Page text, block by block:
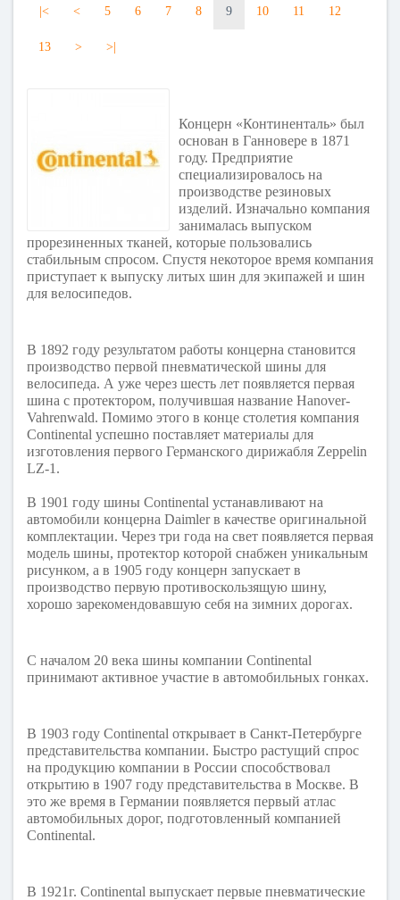
|< < 5 6 7 8 9 10 11 12
13 > >|
Концерн «Континенталь» был
основан в Ганновере в 1871
году. Предприятие
специализировалось на
производстве резиновых
изделий. Изначально компания
занималась выпуском
прорезиненных тканей, которые пользовались
стабильным спросом. Спустя некоторое время компания
приступает к выпуску литых шин для экипажей и шин
для велосипедов.
В 1892 году результатом работы концерна становится
производство первой пневматической шины для
велосипеда. А уже через шесть лет появляется первая
шина с протектором, получившая название Hanover-
Vahrenwald. Помимо этого в конце столетия компания
Continental успешно поставляет материалы для
изготовления первого Германского дирижабля Zeppelin
LZ-1.
В 1901 году шины Continental устанавливают на
автомобили концерна Daimler в качестве оригинальной
комплектации. Через три года на свет появляется первая
модель шины, протектор которой снабжен уникальным
рисунком, а в 1905 году концерн запускает в
производство первую противоскользящую шину,
хорошо зарекомендовавшую себя на зимних дорогах.
С началом 20 века шины компании Continental
принимают активное участие в автомобильных гонках.
В 1903 году Continental открывает в Санкт-Петербурге
представительства компании. Быстро растущий спрос
на продукцию компании в России способствовал
открытию в 1907 году представительства в Москве. В
это же время в Германии появляется первый атлас
автомобильных дорог, подготовленный компанией
Continental.
В 1921г. Continental выпускает первые пневматические